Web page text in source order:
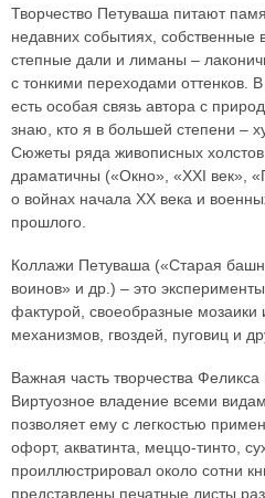
Творчество Петуваша питают
недавних событиях, собственные
степные дали и лиманы –
с тонкими переходами оттенков.
есть особая связь автора с
знаю, кто я в большей степени –
Сюжеты ряда живописных
драматичны («Окно», «XXI век»,
о войнах начала XX века и
прошлого.
Коллажи Петуваша («Старая
воинов» и др.) – это
фактурой, своеобразные мозаики
механизмов, гвоздей, пуговиц и
Важная часть творчества
Виртуозное владение всеми
позволяет ему с легкостью
офорт, акватинта, меццо-тинто,
проиллюстрировал около сотни
представлены печатные листы